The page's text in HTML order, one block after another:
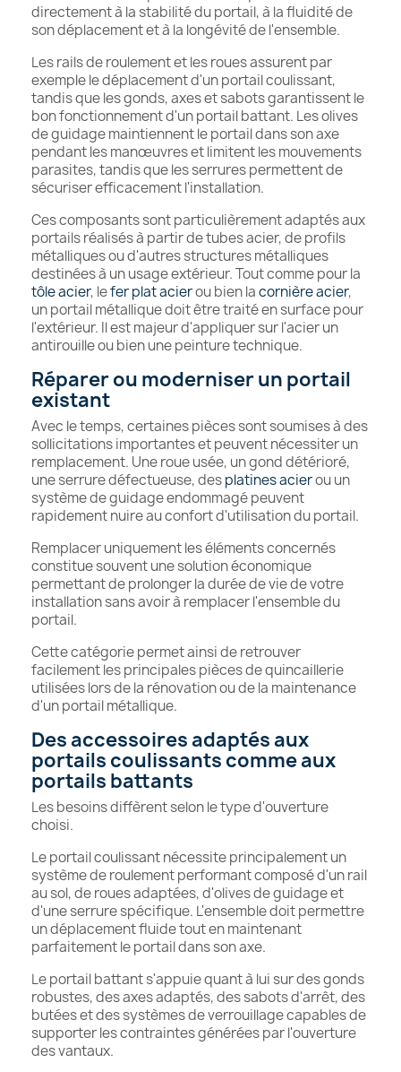
directement à la stabilité du portail, à la fluidité de
son déplacement et à la longévité de l'ensemble.
Les rails de roulement et les roues assurent par
exemple le déplacement d'un portail coulissant,
tandis que les gonds, axes et sabots garantissent le
bon fonctionnement d'un portail battant. Les olives
de guidage maintiennent le portail dans son axe
pendant les manœuvres et limitent les mouvements
parasites, tandis que les serrures permettent de
sécuriser efficacement l'installation.
Ces composants sont particulièrement adaptés aux
portails réalisés à partir de tubes acier, de profils
métalliques ou d'autres structures métalliques
destinées à un usage extérieur. Tout comme pour la
tôle acier, lefer plat acierou bien lacornière acier,
un portail métallique doit être traité en surface pour
l'extérieur. Il est majeur d'appliquer sur l'acier un
antirouille ou bien une peinture technique.
Réparer ou moderniser un portail
existant
Avec le temps, certaines pièces sont soumises à des
sollicitations importantes et peuvent nécessiter un
remplacement. Une roue usée, un gond détérioré,
une serrure défectueuse, desplatines acierou un
système de guidage endommagé peuvent
rapidement nuire au confort d'utilisation du portail.
Remplacer uniquement les éléments concernés
constitue souvent une solution économique
permettant de prolonger la durée de vie de votre
installation sans avoir à remplacer l'ensemble du
portail.
Cette catégorie permet ainsi de retrouver
facilement les principales pièces de quincaillerie
utilisées lors de la rénovation ou de la maintenance
d'un portail métallique.
Des accessoires adaptés aux
portails coulissants comme aux
portails battants
Les besoins diffèrent selon le type d'ouverture
choisi.
Le portail coulissant nécessite principalement un
système de roulement performant composé d'un rail
au sol, de roues adaptées, d'olives de guidage et
d'une serrure spécifique. L'ensemble doit permettre
un déplacement fluide tout en maintenant
parfaitement le portail dans son axe.
Le portail battant s'appuie quant à lui sur des gonds
robustes, des axes adaptés, des sabots d'arrêt, des
butées et des systèmes de verrouillage capables de
supporter les contraintes générées par l'ouverture
des vantaux.